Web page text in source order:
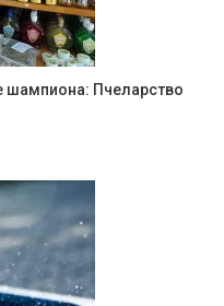
шампиона: Пчеларство